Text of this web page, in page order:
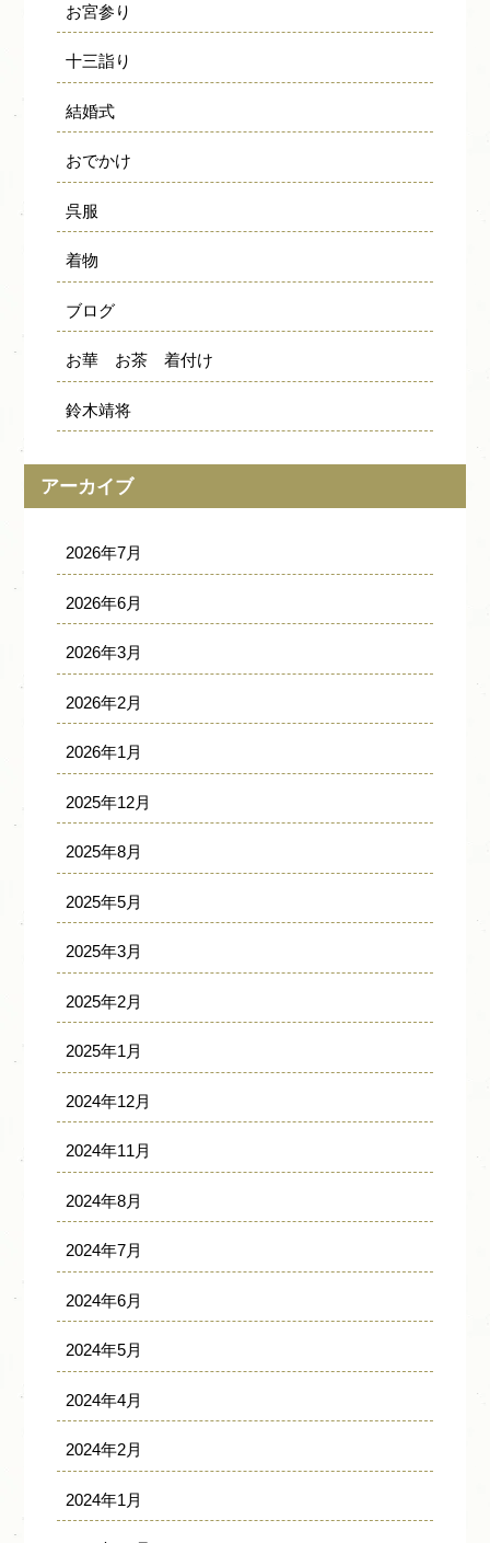
お宮参り
十三詣り
結婚式
おでかけ
呉服
着物
ブログ
お華 お茶 着付け
鈴木靖将
アーカイブ
2026年7月
2026年6月
2026年3月
2026年2月
2026年1月
2025年12月
2025年8月
2025年5月
2025年3月
2025年2月
2025年1月
2024年12月
2024年11月
2024年8月
2024年7月
2024年6月
2024年5月
2024年4月
2024年2月
2024年1月